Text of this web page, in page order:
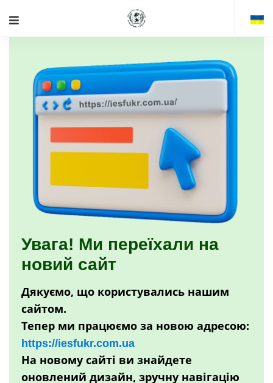
Увага! Ми переїхали на
новий сайт
Дякуємо, що користувались нашим
сайтом.
Тепер ми працюємо за новою адресою:
https://iesfukr.com.ua
На новому сайті ви знайдете
оновлений дизайн, зручну навігацію